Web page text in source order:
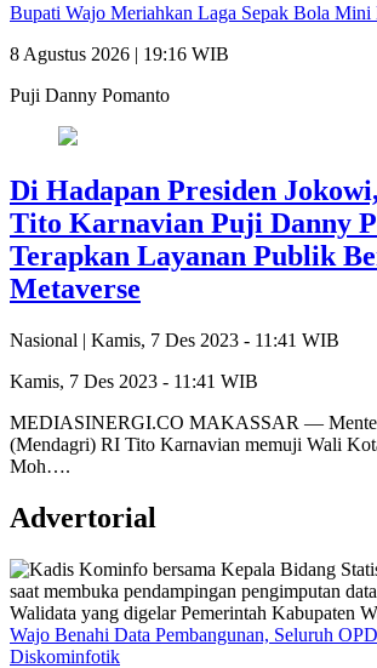
Bupati Wajo Meriahkan Laga Sepak Bola
8 Agustus 2026 | 19:16 WIB
Puji Danny Pomanto
Di Hadapan Presiden
Tito Karnavian Puji Danny
Terapkan Layanan Publik
Metaverse
Nasional | Kamis, 7 Des 2023 - 11:41 WIB
Kamis, 7 Des 2023 - 11:41 WIB
MEDIASINERGI.CO MAKASSAR —
(Mendagri) RI Tito Karnavian memuji Wali
Moh….
Advertorial
Wajo Benahi Data Pembangunan, Seluruh
Diskominfotik